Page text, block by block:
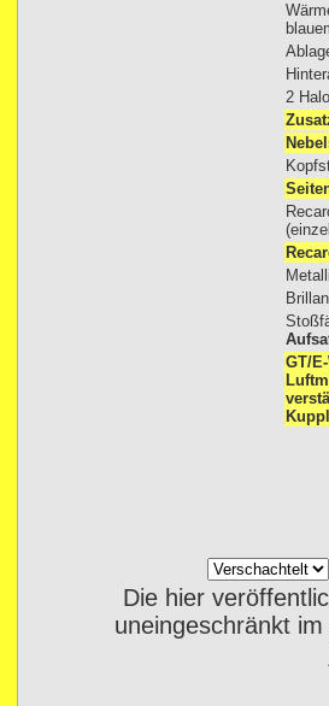
2
GT/
Die hier
uneingeschränkt